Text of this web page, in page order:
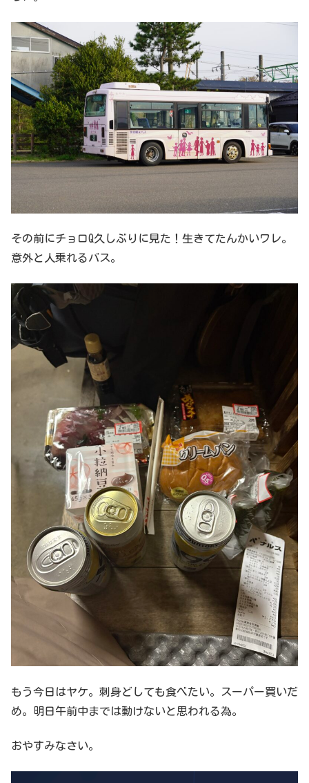
その前にチョロQ久しぶりに見た！生きてたんかいワレ。
意外と人乗れるバス。
もう今日はヤケ。刺身どしても食べたい。スーパー買いだ
め。明日午前中までは動けないと思われる為。
おやすみなさい。